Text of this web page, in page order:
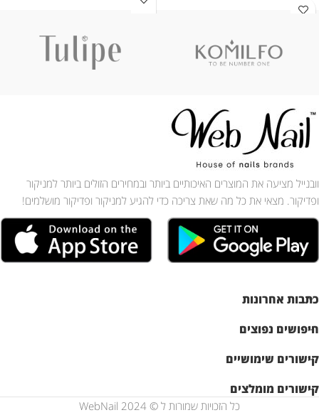
וובנייל מציעה את המוצרים האיכותיים ביותר ובמחירים הזולים ביותר למניקור
ופדיקור. מצאי את כל מה שאת צריכה כדי להגיע למניקור ופדיקור מושלמים!
כתבות אחרונות
חיפושים נפוצים
קישורים שימושיים
קישורים מומלצים
כל הזכויות שמורות ל © WebNail 2024